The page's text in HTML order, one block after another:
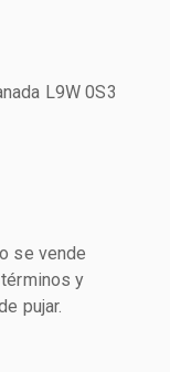
L9W 0S3
se vende
y
pujar.